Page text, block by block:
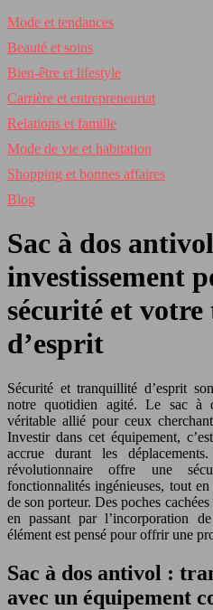
Mode et tendances
Beauté et soins
Bien-être et lifestyle
Carrière et entrepreneuriat
Relations et famille
Mode de vie et habitation
Shopping et bonnes affaires
Blog
Sac à dos
investissement
sécurité et
d’esprit
Sécurité et tranquillité d’esprit
notre quotidien agité. Le sac à
véritable allié pour ceux
Investir dans cet équipement,
accrue durant les
révolutionnaire offre une
fonctionnalités ingénieuses, tout
de son porteur. Des poches
en passant par l’incorporation
élément est pensé pour offrir une
Sac à dos antivol :
avec un équipement